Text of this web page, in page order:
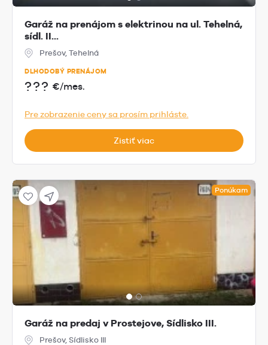
Garáž na prenájom s elektrinou na ul. Tehelná,
sídl. II...
Prešov, Tehelná
DLHODOBÝ PRENÁJOM
??? €/mes.
Pre zobrazenie ceny sa prosím prihláste.
Zistiť viac
Ponúkam
Garáž na predaj v Prostejove, Sídlisko III.
Prešov, Sídlisko III